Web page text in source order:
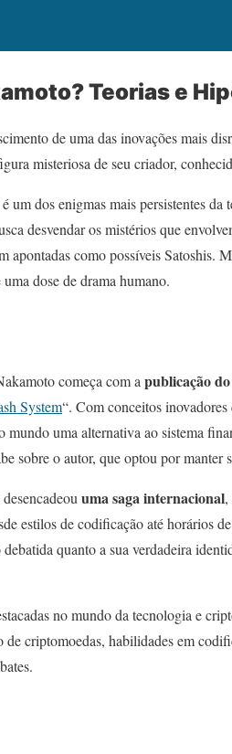
Teorias e
de uma das inovações mais
misteriosa de seu criador,
um dos enigmas mais persistentes
desvendar os mistérios que
apontadas como possíveis Satoshis.
dose de drama humano.
começa com a publicação
System“. Com conceitos
mundo uma alternativa ao sistema
sobre o autor, que optou por manter
uma saga internacional,
estilos de codificação até horários
quanto a sua verdadeira
no mundo da tecnologia e
criptomoedas, habilidades em